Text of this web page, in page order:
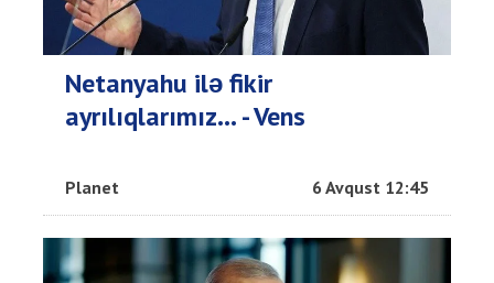
Netanyahu ilə fikir
ayrılıqlarımız… - Vens
Planet 6 Avqust 12:45